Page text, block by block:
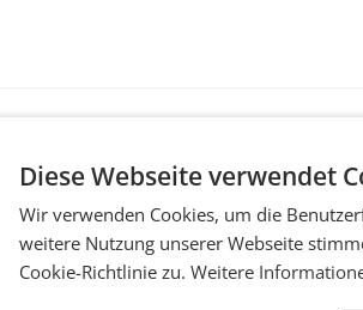
XING Teilen
Diese Webseite verwendet
Wir verwenden Cookies, um die
weitere Nutzung unserer Webseite
Cookie-Richtlinie zu. Weitere